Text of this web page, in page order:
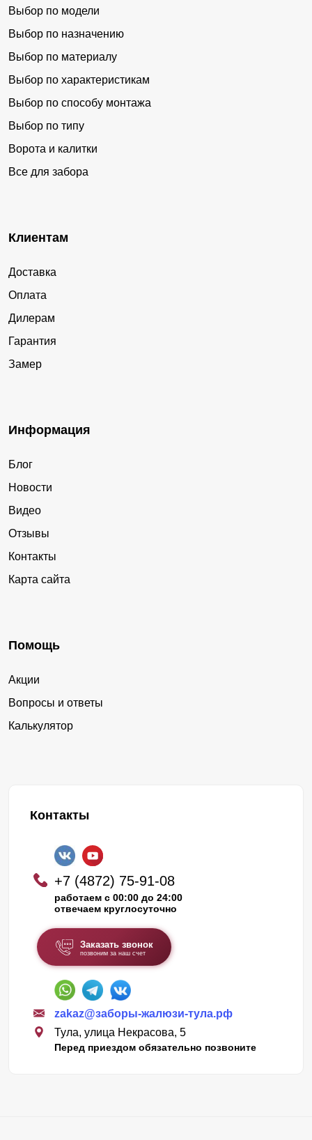
Выбор по модели
Выбор по назначению
Выбор по материалу
Выбор по характеристикам
Выбор по способу монтажа
Выбор по типу
Ворота и калитки
Все для забора
Клиентам
Доставка
Оплата
Дилерам
Гарантия
Замер
Информация
Блог
Новости
Видео
Отзывы
Контакты
Карта сайта
Помощь
Акции
Вопросы и ответы
Калькулятор
Контакты
+7 (4872) 75-91-08
работаем с 00:00 до 24:00
отвечаем круглосуточно
Заказать звонок
позвоним за наш счет
zakaz@заборы-жалюзи-тула.рф
Тула, улица Некрасова, 5
Перед приездом обязательно позвоните